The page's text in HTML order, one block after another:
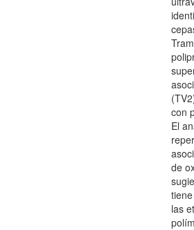
con
El
de
las